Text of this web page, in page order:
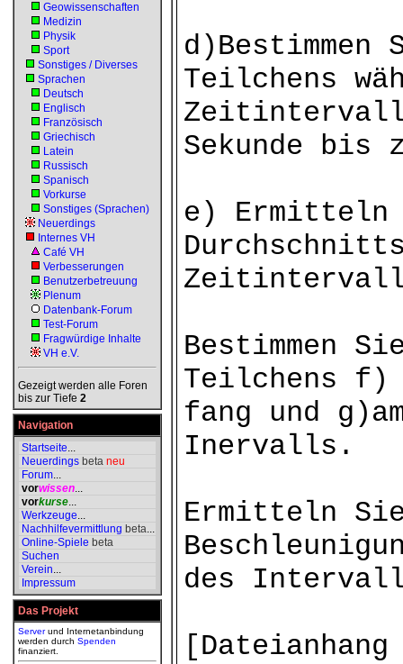
Geowissenschaften
Medizin
Physik
Sport
Sonstiges / Diverses
Sprachen
Deutsch
Englisch
Französisch
Griechisch
Latein
Russisch
Spanisch
Vorkurse
Sonstiges (Sprachen)
Neuerdings
Internes VH
Café VH
Verbesserungen
Benutzerbetreuung
Plenum
Datenbank-Forum
Test-Forum
Fragwürdige Inhalte
VH e.V.
Gezeigt werden alle Foren
bis zur Tiefe 2
Navigation
Startseite...
Neuerdings beta neu
Forum...
vorwissen...
vorkurse...
Werkzeuge...
Nachhilfevermittlung beta...
Online-Spiele beta
Suchen
Verein...
Impressum
Das Projekt
Serverund Internetanbindung
werden durch Spenden
finanziert.
d)Bestimmen
Teilchens
Sekunde bis
e) Ermitteln
Bestimmen
Teilchens f)
fang und
Inervalls.
Ermitteln
des